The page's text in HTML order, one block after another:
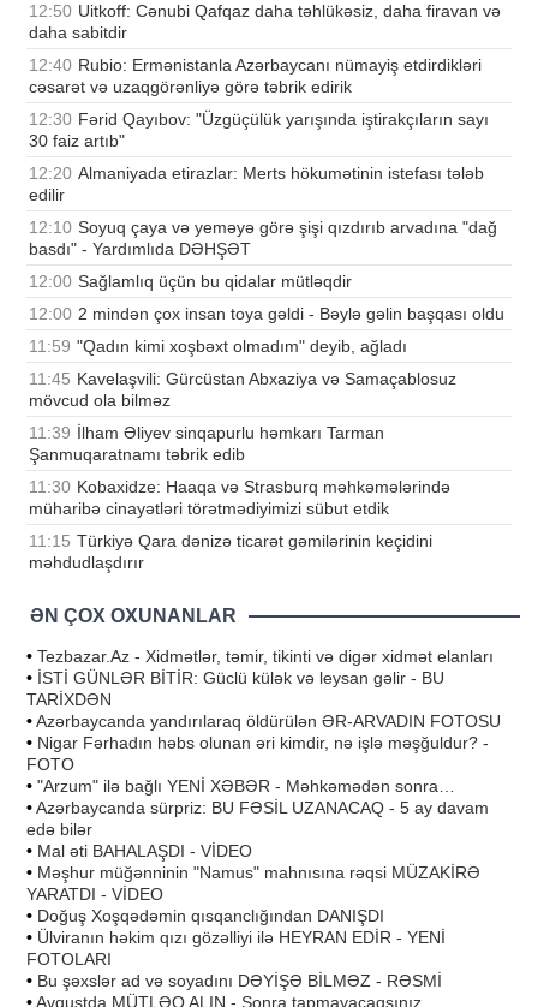
12:50 Uitkoff: Cənubi Qafqaz daha təhlükəsiz, daha firavan və
daha sabitdir
12:40 Rubio: Ermənistanla Azərbaycanı nümayiş etdirdikləri
cəsarət və uzaqgörənliyə görə təbrik edirik
12:30 Fərid Qayıbov: "Üzgüçülük yarışında iştirakçıların sayı
30 faiz artıb"
12:20 Almaniyada etirazlar: Merts hökumətinin istefası tələb
edilir
12:10 Soyuq çaya və yeməyə görə şişi qızdırıb arvadına "dağ
basdı" - Yardımlıda DƏHŞƏT
12:00 Sağlamlıq üçün bu qidalar mütləqdir
12:00 2 mindən çox insan toya gəldi - Bəylə gəlin başqası oldu
11:59 "Qadın kimi xoşbəxt olmadım" deyib, ağladı
11:45 Kavelaşvili: Gürcüstan Abxaziya və Samaçablosuz
mövcud ola bilməz
11:39 İlham Əliyev sinqapurlu həmkarı Tarman
Şanmuqaratnamı təbrik edib
11:30 Kobaxidze: Haaqa və Strasburq məhkəmələrində
müharibə cinayətləri törətmədiyimizi sübut etdik
11:15 Türkiyə Qara dənizə ticarət gəmilərinin keçidini
məhdudlaşdırır
ƏN ÇOX OXUNANLAR
• Tezbazar.Az - Xidmətlər, təmir, tikinti və digər xidmət elanları
• İSTİ GÜNLƏR BİTİR: Güclü külək və leysan gəlir - BU
TARİXDƏN
•Azərbaycanda yandırılaraq öldürülən ƏR-ARVADIN FOTOSU
• Nigar Fərhadın həbs olunan əri kimdir, nə işlə məşğuldur? -
FOTO
• "Arzum" ilə bağlı YENİ XƏBƏR - Məhkəmədən sonra…
•Azərbaycanda sürpriz: BU FƏSİL UZANACAQ - 5 ay davam
edə bilər
• Mal əti BAHALAŞDI - VİDEO
• Məşhur müğənninin "Namus" mahnısına rəqsi MÜZAKİRƏ
YARATDI - VİDEO
• Doğuş Xoşqədəmin qısqanclığından DANIŞDI
• Ülviranın həkim qızı gözəlliyi ilə HEYRAN EDİR - YENİ
FOTOLARI
• Bu şəxslər ad və soyadını DƏYİŞƏ BİLMƏZ - RƏSMİ
•Avqustda MÜTLƏQ ALIN - Sonra tapmayacaqsınız